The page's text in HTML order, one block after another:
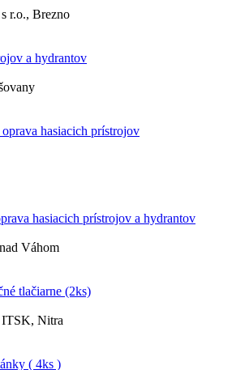
r.o., Brezno
a hydrantov
hasiacich prístrojov
hasiacich prístrojov a hydrantov
Váhom
tlačiarne (2ks)
ITSK, Nitra
( 4ks )